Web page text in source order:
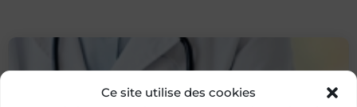
Ce site utilise des cookies